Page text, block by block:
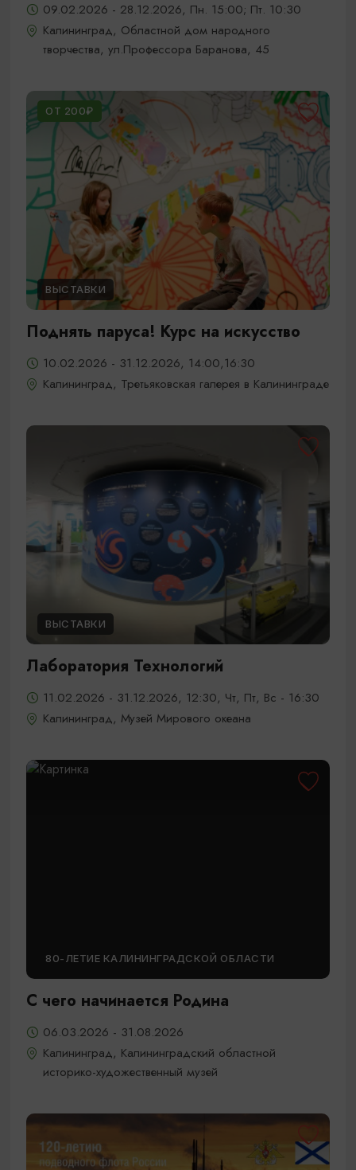
09.02.2026 - 28.12.2026, Пн. 15:00; Пт. 10:30
Калининград, Областной дом народного
творчества, ул.Профессора Баранова, 45
ОТ 200₽
ВЫСТАВКИ
Поднять паруса! Курс на искусство
10.02.2026 - 31.12.2026, 14:00,16:30
Калининград, Третьяковская галерея в Калининграде
ВЫСТАВКИ
Лаборатория Технологий
11.02.2026 - 31.12.2026, 12:30, Чт, Пт, Вс - 16:30
Калининград, Музей Мирового океана
80-ЛЕТИЕ КАЛИНИНГРАДСКОЙ ОБЛАСТИ
С чего начинается Родина
06.03.2026 - 31.08.2026
Калининград, Калининградский областной
историко-художественный музей